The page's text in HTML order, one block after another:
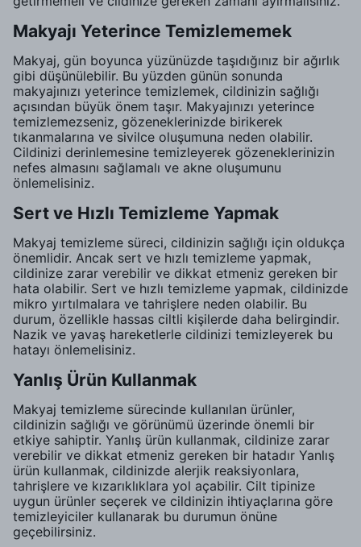
Makyajı Yeterince Temizlememek
Makyaj, gün boyunca yüzünüzde taşıdığınız bir ağırlık
gibi düşünülebilir. Bu yüzden günün sonunda
makyajınızı yeterince temizlemek, cildinizin sağlığı
açısından büyük önem taşır. Makyajınızı yeterince
temizlemezseniz, gözeneklerinizde birikerek
tıkanmalarına ve sivilce oluşumuna neden olabilir.
Cildinizi derinlemesine temizleyerek gözeneklerinizin
nefes almasını sağlamalı ve akne oluşumunu
önlemelisiniz.
Sert ve Hızlı Temizleme Yapmak
Makyaj temizleme süreci, cildinizin sağlığı için oldukça
önemlidir. Ancak sert ve hızlı temizleme yapmak,
cildinize zarar verebilir ve dikkat etmeniz gereken bir
hata olabilir. Sert ve hızlı temizleme yapmak, cildinizde
mikro yırtılmalara ve tahrişlere neden olabilir. Bu
durum, özellikle hassas ciltli kişilerde daha belirgindir.
Nazik ve yavaş hareketlerle cildinizi temizleyerek bu
hatayı önlemelisiniz.
Yanlış Ürün Kullanmak
Makyaj temizleme sürecinde kullanılan ürünler,
cildinizin sağlığı ve görünümü üzerinde önemli bir
etkiye sahiptir. Yanlış ürün kullanmak, cildinize zarar
verebilir ve dikkat etmeniz gereken bir hatadır Yanlış
ürün kullanmak, cildinizde alerjik reaksiyonlara,
tahrişlere ve kızarıklıklara yol açabilir. Cilt tipinize
uygun ürünler seçerek ve cildinizin ihtiyaçlarına göre
temizleyiciler kullanarak bu durumun önüne
geçebilirsiniz.